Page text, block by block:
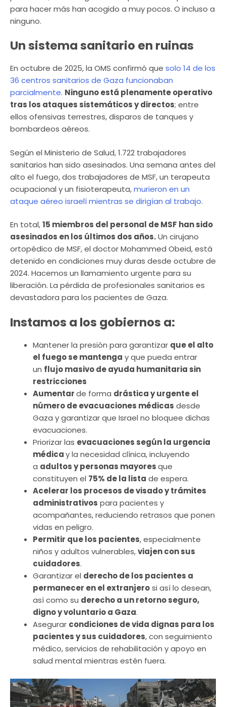
para hacer más han acogido a muy pocos. O incluso a
ninguno.
Un sistema sanitario en ruinas
En octubre de 2025, la OMS confirmó que solo 14 de los
36 centros sanitarios de Gaza funcionaban
parcialmente. Ninguno está plenamente operativo
tras los ataques sistemáticos y directos; entre
ellos ofensivas terrestres, disparos de tanques y
bombardeos aéreos.
Según el Ministerio de Salud, 1.722 trabajadores
sanitarios han sido asesinados. Una semana antes del
alto el fuego, dos trabajadores de MSF, un terapeuta
ocupacional y un fisioterapeuta,murieron en un
ataque aéreo israelí mientras se dirigían al trabajo.
En total,15 miembros del personal de MSF han sido
asesinados en los últimos dos años.Un cirujano
ortopédico de MSF, el doctor Mohammed Obeid, está
detenido en condiciones muy duras desde octubre de
2024. Hacemos un llamamiento urgente para su
liberación. La pérdida de profesionales sanitarios es
devastadora para los pacientes de Gaza.
Instamos a los gobiernos a:
Mantener la presión para garantizar que el alto
el fuego se mantenga y que pueda entrar
un flujo masivo de ayuda humanitaria sin
restricciones
Aumentarde forma drástica y urgente el
número de evacuaciones médicas desde
Gaza y garantizar que Israel no bloquee dichas
evacuaciones.
Priorizar las evacuaciones según la urgencia
médicay la necesidad clínica, incluyendo
a adultos y personas mayoresque
constituyen el 75% de la lista de espera.
Acelerar los procesos de visado y trámites
administrativos para pacientes y
acompañantes, reduciendo retrasos que ponen
vidas en peligro.
Permitir que los pacientes, especialmente
niños y adultos vulnerables,viajen con sus
cuidadores.
Garantizar el derecho de los pacientes a
permanecer en el extranjerosi así lo desean,
así como su derecho a un retorno seguro,
digno y voluntario a Gaza.
Asegurar condiciones de vida dignas para los
pacientes y sus cuidadores, con seguimiento
médico, servicios de rehabilitación y apoyo en
salud mental mientras estén fuera.